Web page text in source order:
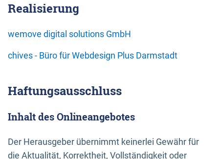
Realisierung
wemove digital solutions GmbH
chives - Büro für Webdesign Plus Darmstadt
Haftungsausschluss
Inhalt des Onlineangebotes
Der Herausgeber übernimmt keinerlei Gewähr für
die Aktualität, Korrektheit, Vollständigkeit oder